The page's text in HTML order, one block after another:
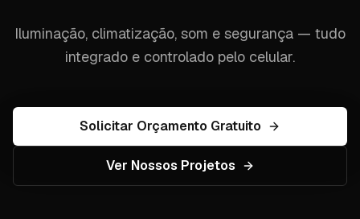
Iluminação, climatização, som e segurança — tudo
integrado e controlado pelo celular.
Solicitar Orçamento Gratuito
Ver Nossos Projetos